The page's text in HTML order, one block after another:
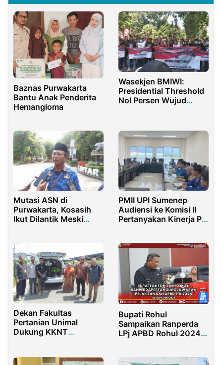
Baznas Purwakarta
Bantu Anak Penderita
Hemangioma
Wasekjen BMIWI:
Presidential Threshold
Nol Persen Wujud
Mutasi ASN di
Purwakarta, Kosasih
Ikut Dilantik Meski
PMII UPI Sumenep
Audiensi ke Komisi II
Pertanyakan Kinerja PI
Dekan Fakultas
Pertanian Unimal
Dukung KKNT
Unimal
Bupati Rohul
Sampaikan Ranperda
LPj APBD Rohul 2024